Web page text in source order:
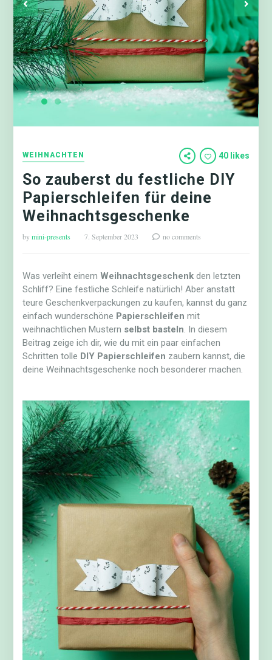
WEIHNACHTEN 40 likes
So zauberst du festliche DIY
Papierschleifen für deine
Weihnachtsgeschenke
bymini-presents 7. September 2023 no comments
Was verleiht einemWeihnachtsgeschenk den letzten
Schliff? Eine festliche Schleife natürlich! Aber anstatt
teure Geschenkverpackungen zu kaufen, kannst du ganz
einfach wunderschöne Papierschleifen mit
weihnachtlichen Mustern selbst basteln. In diesem
Beitrag zeige ich dir, wie du mit ein paar einfachen
Schritten tolle DIY Papierschleifen zaubern kannst, die
deine Weihnachtsgeschenke noch besonderer machen.